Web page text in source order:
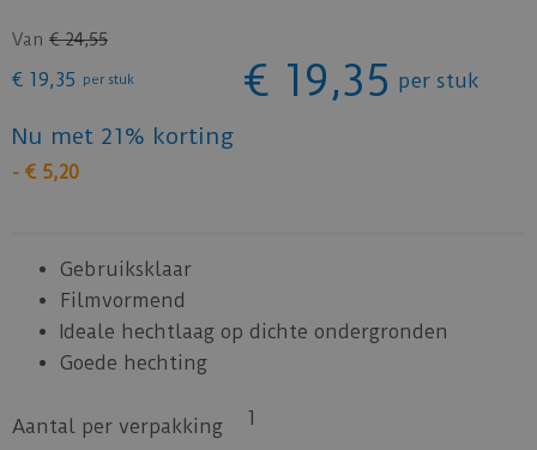
Van € 24,55
€ 19,35 per stuk € 19,35 per stuk
Nu met 21% korting
- € 5,20
Gebruiksklaar
Filmvormend
Ideale hechtlaag op dichte ondergronden
Goede hechting
Aantal per verpakking 1